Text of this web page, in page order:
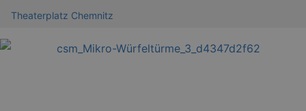
Theaterplatz Chemnitz